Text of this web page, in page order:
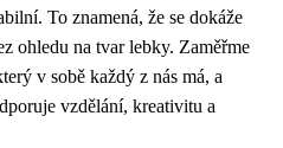
To znamená, že se dokáže
ohledu na tvar lebky. Zaměřme
v sobě každý z nás má, a
vzdělání, kreativitu a